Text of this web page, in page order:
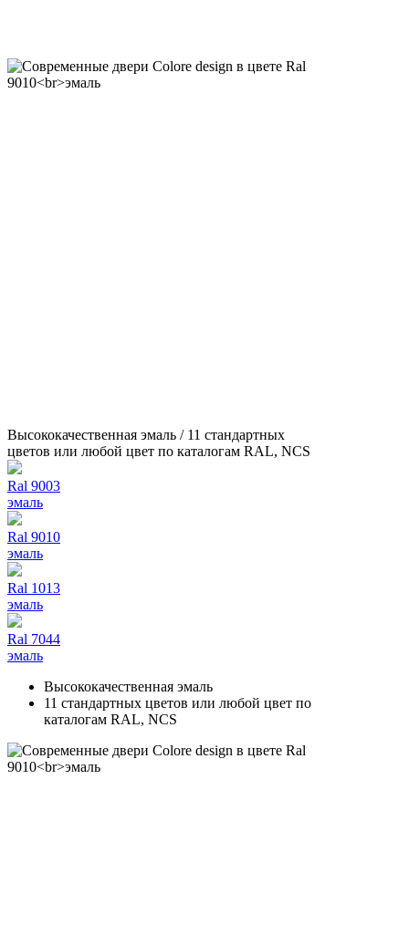
Высококачественная эмаль / 11 стандартных
цветов или любой цвет по каталогам RAL, NCS
Ral 9003
эмаль
Ral 9010
эмаль
Ral 1013
эмаль
Ral 7044
эмаль
Высококачественная эмаль
11 стандартных цветов или любой цвет по
каталогам RAL, NCS